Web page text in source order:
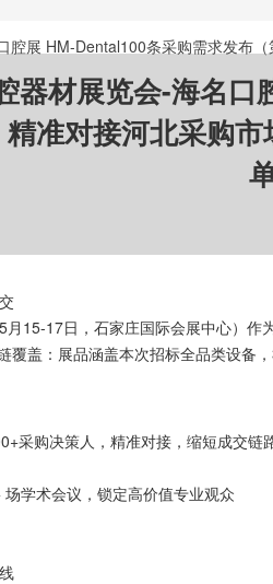
腔展 HM-Dental100条采购需求发布
器材展览会-海名
精准对接河北采购
15-17日，石家庄国际会展中心）
覆盖：展品涵盖本次招标全品类设备
采购决策人，精准对接，缩短成交链路
学术会议，锁定高价值专业观众